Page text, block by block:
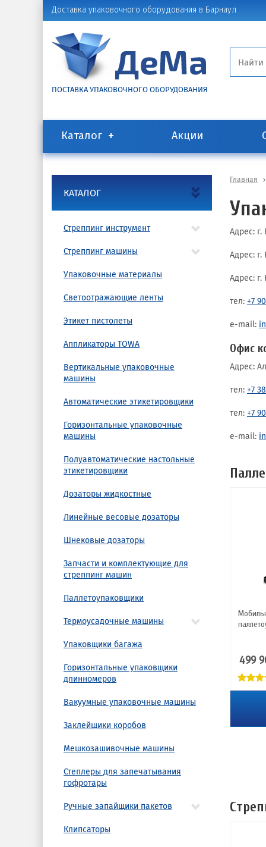
Доставка упаковочного оборудования в Барнаул
ПОСТАВКА УПАКОВОЧНОГО ОБОРУДОВАНИЯ
Каталог Акции
КАТАЛОГ
Стреппинг инструмент
Стреппинг машины
Упаковочные материалы
Светоотражающие ленты
Этикет пистолеты
Аппликаторы TOWA
Вертикальные упаковочные
машины
Автоматические этикетировщики
Горизонтальные упаковочные
машины
Полуавтоматические настольные
этикетировщики
Дозаторы жидкостные
Линейные весовые дозаторы
Шнековые дозаторы
Запчасти и комплектующие для
стреппинг машин
Паллетоупаковщики
Термоусадочные машины
Упаковщики багажа
Горизонтальные упаковщики
длинномеров
Вакуумные упаковочные машины
Заклейщики коробов
Мешкозашивочные машины
Степлеры для запечатывания
гофротары
Ручные запайщики пакетов
Клипсаторы
Главная
Адрес:
Адрес:
Адрес: г.
тел: +7
e-mail:
Офис
Адрес:
тел: +7
тел: +7
e-mail:
499